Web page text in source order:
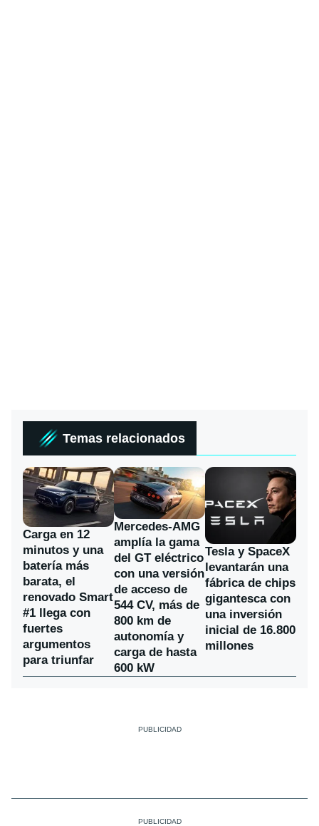
Temas relacionados
Carga en 12
minutos y una
batería más
barata, el
renovado Smart
#1 llega con
fuertes
argumentos
para triunfar
Mercedes-AMG
amplía la gama
del GT eléctrico
con una versión
de acceso de
544 CV, más de
800 km de
autonomía y
carga de hasta
600 kW
Tesla y SpaceX
levantarán una
fábrica de chips
gigantesca con
una inversión
inicial de 16.800
millones